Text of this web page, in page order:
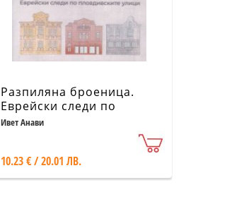
Разпиляна броеница.
Еврейски следи по
пловдивските улици.
Ивет Анави
10.23 € / 20.01 ЛВ.